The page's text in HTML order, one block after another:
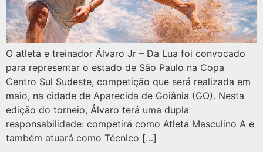
O atleta e treinador Álvaro Jr – Da Lua foi convocado
para representar o estado de São Paulo na Copa
Centro Sul Sudeste, competição que será realizada em
maio, na cidade de Aparecida de Goiânia (GO). Nesta
edição do torneio, Álvaro terá uma dupla
responsabilidade: competirá como Atleta Masculino A e
também atuará como Técnico […]